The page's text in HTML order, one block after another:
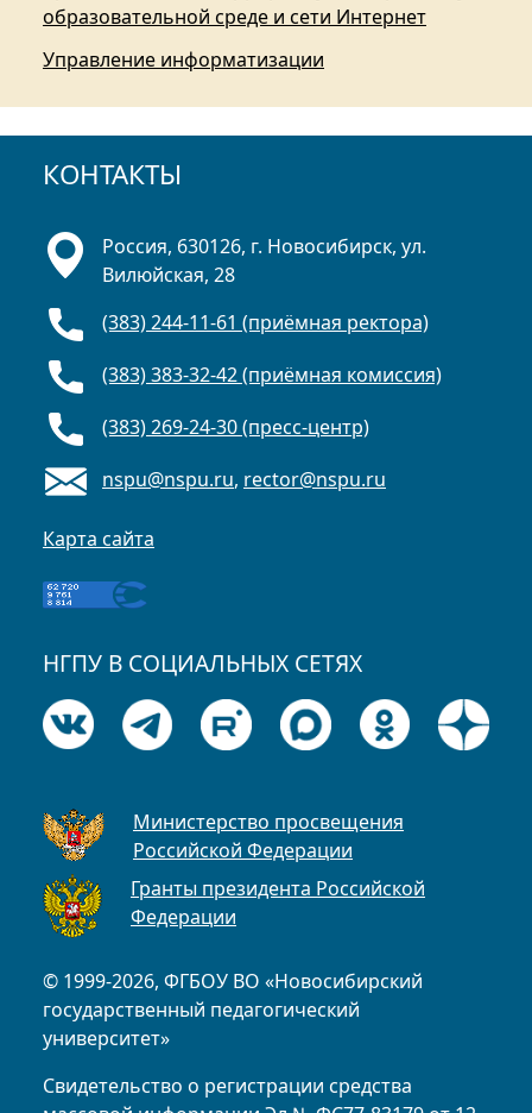
образовательной среде и сети Интернет
Управление информатизации
КОНТАКТЫ
© 1999-2026, ФГБОУ ВО «Новосибирский
государственный педагогический
университет»
Свидетельство о регистрации средства
Россия, 630126, г. Новосибирск, ул.
Вилюйская, 28
(383) 244-11-61 (приёмная ректора)
(383) 383-32-42 (приёмная комиссия)
(383) 269-24-30 (пресс-центр)
nspu@nspu.ru, rector@nspu.ru
Карта сайта
НГПУ В СОЦИАЛЬНЫХ СЕТЯХ
Министерство просвещения
Российской Федерации
Гранты президента Российской
Федерации